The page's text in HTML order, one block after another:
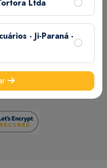
Ltda
- Ji-Paraná -